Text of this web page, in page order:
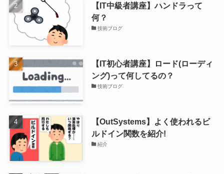
【IT中級者講座】ハンドラって
何？
技術ブログ
【IT初心者講座】ロード(ローディ
ング)って何してるの？
技術ブログ
【OutSystems】よく使われるビ
ルドイン関数を紹介!
紹介